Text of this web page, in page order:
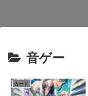
音ゲー
カード